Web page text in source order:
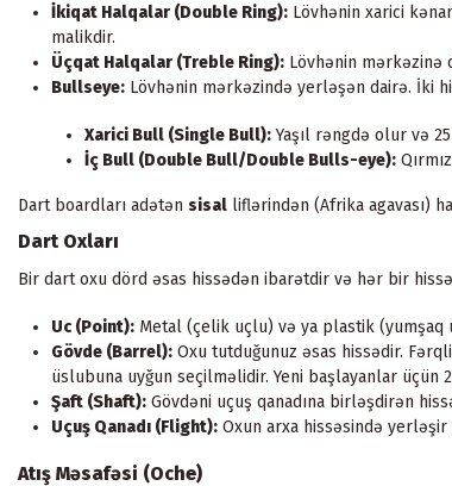
İkiqat Halqalar (Double Ring): Lövhənin xarici
malikdir.
Üçqat Halqalar (Treble Ring): Lövhənin mərkəzinə
Bullseye: Lövhənin mərkəzində yerləşən dairə. İki
Xarici Bull (Single Bull):Yaşıl rəngdə olur və
İç Bull (Double Bull/Double Bulls-eye):
Dart boardları adətən sisal liflərindən (Afrika agavası)
Dart Oxları
Bir dart oxu dörd əsas hissədən ibarətdir və hər bir hissə
Uc (Point): Metal (çelik uçlu) və ya plastik
Gövde (Barrel): Oxu tutduğunuz əsas hissədir.
üslubuna uyğun seçilməlidir. Yeni başlayanlar üçün
Şaft (Shaft): Gövdəni uçuş qanadına birləşdirən
Uçuş Qanadı (Flight): Oxun arxa hissəsində
Atış Məsafəsi (Oche)